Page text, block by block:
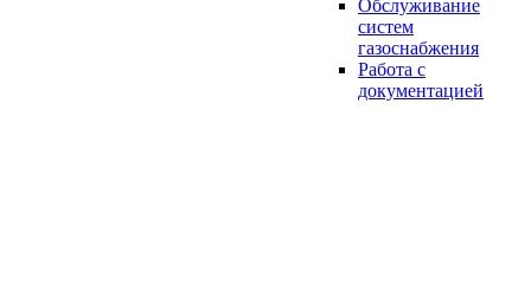
Обслуживание
систем
газоснабжения
Работа с
документацией